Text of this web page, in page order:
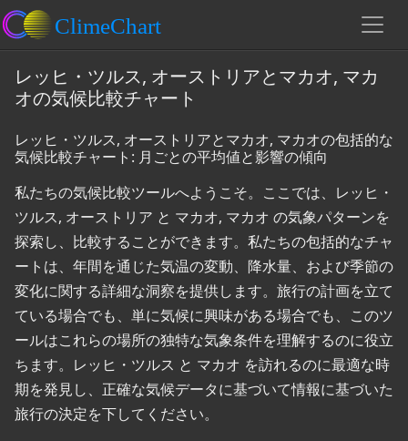
レッヒ・ツルス, オーストリアとマカオ, マカ
オの気候比較チャート
レッヒ・ツルス, オーストリアとマカオ, マカオの包括的な
気候比較チャート: 月ごとの平均値と影響の傾向
私たちの気候比較ツールへようこそ。ここでは、レッヒ・
ツルス, オーストリア と マカオ, マカオ の気象パターンを
探索し、比較することができます。私たちの包括的なチャ
ートは、年間を通じた気温の変動、降水量、および季節の
変化に関する詳細な洞察を提供します。旅行の計画を立て
ている場合でも、単に気候に興味がある場合でも、このツ
ールはこれらの場所の独特な気象条件を理解するのに役立
ちます。レッヒ・ツルス と マカオ を訪れるのに最適な時
期を発見し、正確な気候データに基づいて情報に基づいた
旅行の決定を下してください。